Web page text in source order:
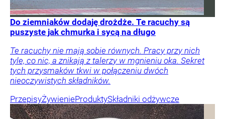
Do ziemniaków dodaję drożdże. Te racuchy są
puszyste jak chmurka i sycą na długo
Te racuchy nie mają sobie równych. Pracy przy nich
tyle, co nic, a znikają z talerzy w mgnieniu oka. Sekret
tych przysmaków tkwi w połączeniu dwóch
nieoczywistych składników.
PrzepisyŻywienieProduktySkładniki odżywcze